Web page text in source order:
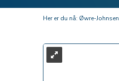
Her er du nå: Øwre-Johnsen